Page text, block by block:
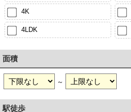
4K
4LDK
面積
～
駅徒歩